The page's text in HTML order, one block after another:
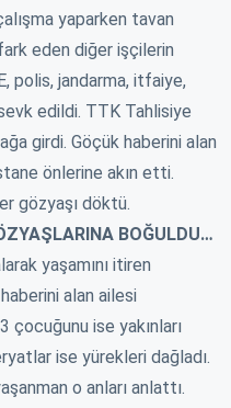
yaparken tavan
eden diğer işçilerin
polis, jandarma, itfaiye,
edildi. TTK Tahlisiye
girdi. Göçük haberini alan
önlerine akın etti.
gözyaşı döktü.
BOĞULDU…
yaşamını itiren
haberini alan ailesi
3 çocuğunu ise yakınları
ise yürekleri dağladı.
o anları anlattı.